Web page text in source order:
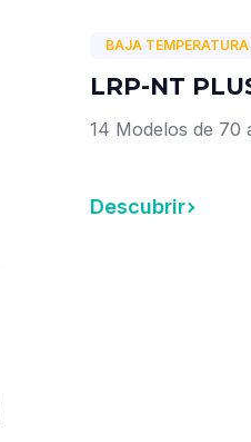
BAJA TEMPERATURA
LRP-NT
14 Modelos de 70
Descubrir